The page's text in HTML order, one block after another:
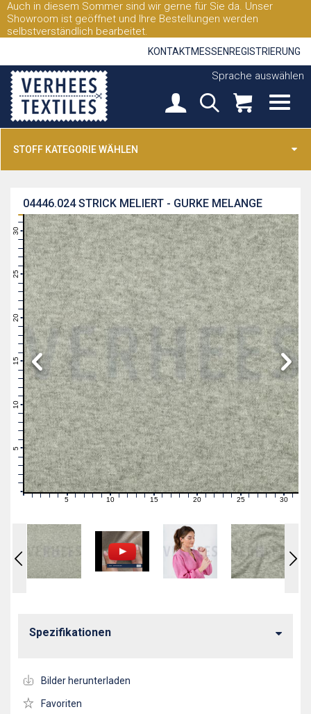
Auch in diesem Sommer sind wir gerne für Sie da. Unser
Showroom ist geöffnet und Ihre Bestellungen werden
selbstverständlich bearbeitet.
KONTAKTMESSEN REGISTRIERUNG
Sprache auswählen
STOFF KATEGORIE WÄHLEN
STRICK MELIERT - GURKE MELANGE
04446.024
0
1
3
4
5
10
11
13
14
15
16
18
19
20
21
23
24
25
26
27
28
29
30
0 1 2 3 4 5 6 7 89101112131415 161718192021222324252627282930 31
Spezifikationen
Bilder herunterladen
Favoriten